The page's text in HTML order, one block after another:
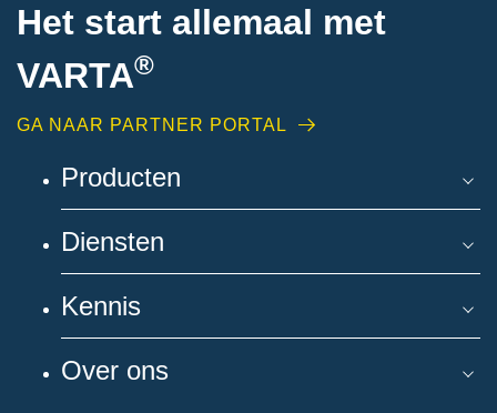
Het start allemaal met
VARTA®
GA NAAR PARTNER PORTAL
Producten
Diensten
Kennis
Over ons